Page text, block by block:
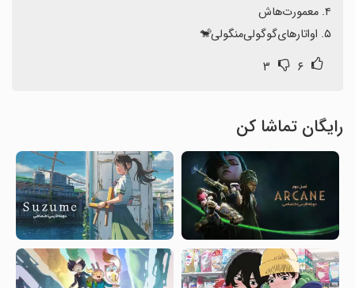
۵. اواتار‌های‌گوگولی‌منگولی🐒
۶ ۳
رایگان تماشا کن